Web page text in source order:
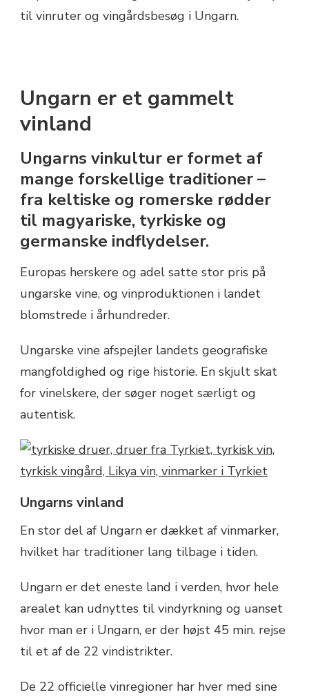
Ungarn er et gammelt
vinland
Ungarns vinkultur er formet af
mange forskellige traditioner –
fra keltiske og romerske rødder
til magyariske, tyrkiske og
germanske indflydelser.
Europas herskere og adel satte stor pris på
ungarske vine, og vinproduktionen i landet
blomstrede i århundreder.
Ungarske vine afspejler landets geografiske
mangfoldighed og rige historie. En skjult skat
for vinelskere, der søger noget særligt og
autentisk.
Ungarns vinland
En stor del af Ungarn er dækket af vinmarker,
hvilket har traditioner lang tilbage i tiden.
Ungarn er det eneste land i verden, hvor hele
arealet kan udnyttes til vindyrkning og uanset
hvor man er i Ungarn, er der højst 45 min. rejse
til et af de 22 vindistrikter.
De 22 officielle vinregioner har hver med sine